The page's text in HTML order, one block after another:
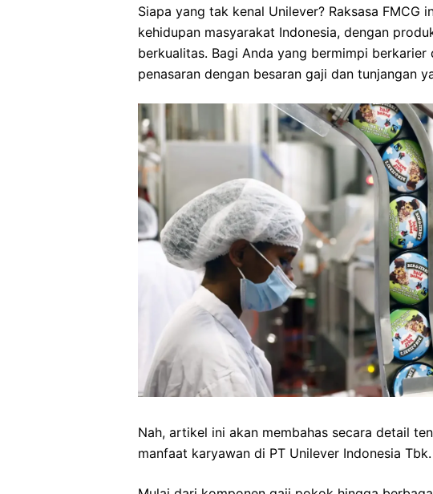
Siapa yang tak kenal Unilever? Raksasa FMCG
kehidupan masyarakat Indonesia, dengan
berkualitas. Bagi Anda yang bermimpi
penasaran dengan besaran gaji dan tunjangan
Nah, artikel ini akan membahas secara detail
manfaat karyawan di PT Unilever Indonesia